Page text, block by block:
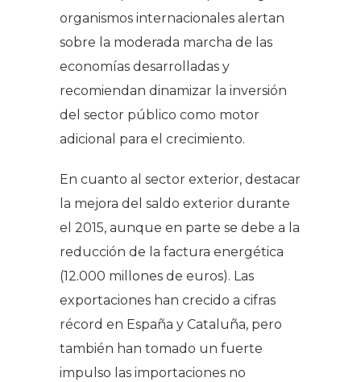
organismos internacionales alertan
sobre la moderada marcha de las
economías desarrolladas y
recomiendan dinamizar la inversión
del sector público como motor
adicional para el crecimiento.
En cuanto al sector exterior, destacar
la mejora del saldo exterior durante
el 2015, aunque en parte se debe a la
reducción de la factura energética
(12.000 millones de euros). Las
exportaciones han crecido a cifras
récord en España y Cataluña, pero
también han tomado un fuerte
impulso las importaciones no